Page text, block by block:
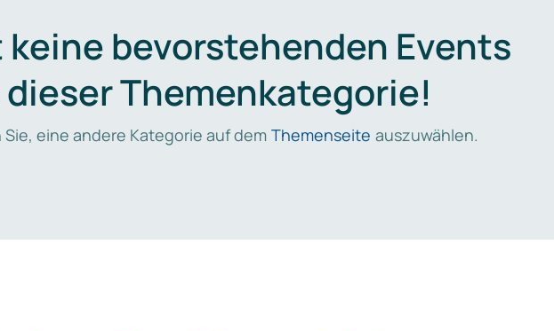
keine bevorstehenden Events
dieser Themenkategorie!
Sie, eine andere Kategorie auf dem Themenseite auszuwählen.